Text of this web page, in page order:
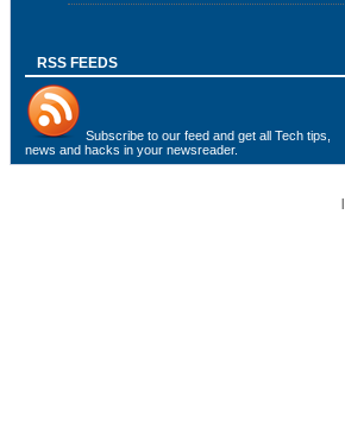
RSS FEEDS
Subscribe to our feed and get all Tech tips,
news and hacks in your newsreader.